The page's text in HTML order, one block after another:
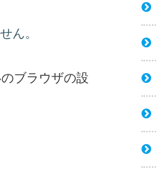
ん。
ブラウザの設